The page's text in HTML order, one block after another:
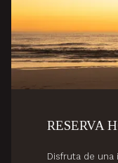
RESERVA
Disfruta de